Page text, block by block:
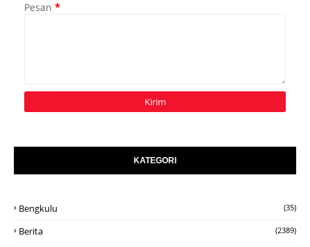
Pesan *
KATEGORI
Bengkulu (35)
Berita (2389)